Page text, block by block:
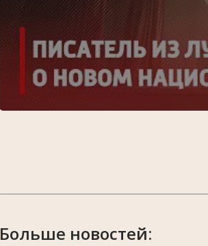
Больше новостей: